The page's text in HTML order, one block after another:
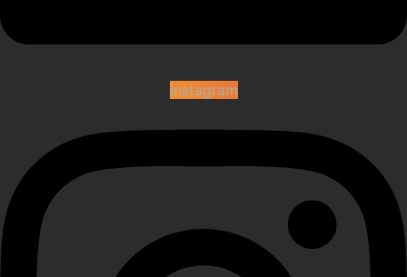
Instagram